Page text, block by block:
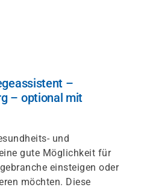
–
– optional mit
und
gute Möglichkeit für
einsteigen oder
möchten. Diese